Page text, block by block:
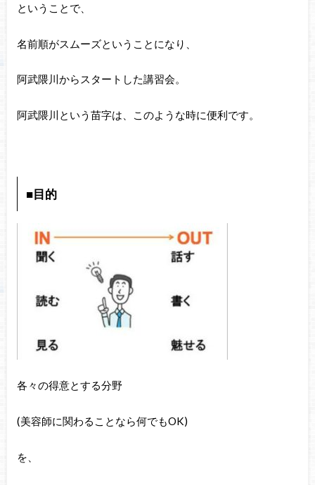
ということで、
名前順がスムーズということになり、
阿武隈川からスタートした講習会。
阿武隈川という苗字は、このような時に便利です。
■目的
各々の得意とする分野
(美容師に関わることなら何でもOK)
を、